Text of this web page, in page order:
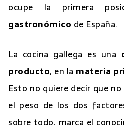
ocupe la primera
gastronómico de España.
La cocina gallega es una
producto, en la materia
Esto no quiere decir que no
el peso de los dos